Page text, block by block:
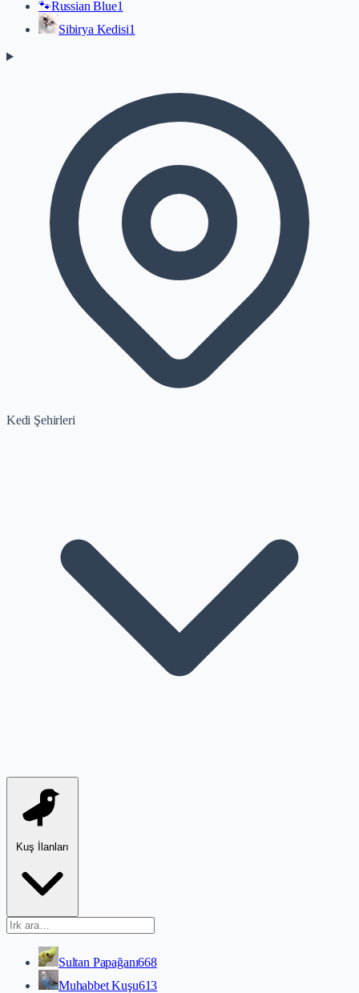
🐾Russian Blue1
Sibirya Kedisi1
Kedi Şehirleri
Kuş İlanları
Sultan Papağanı668
Muhabbet Kuşu613